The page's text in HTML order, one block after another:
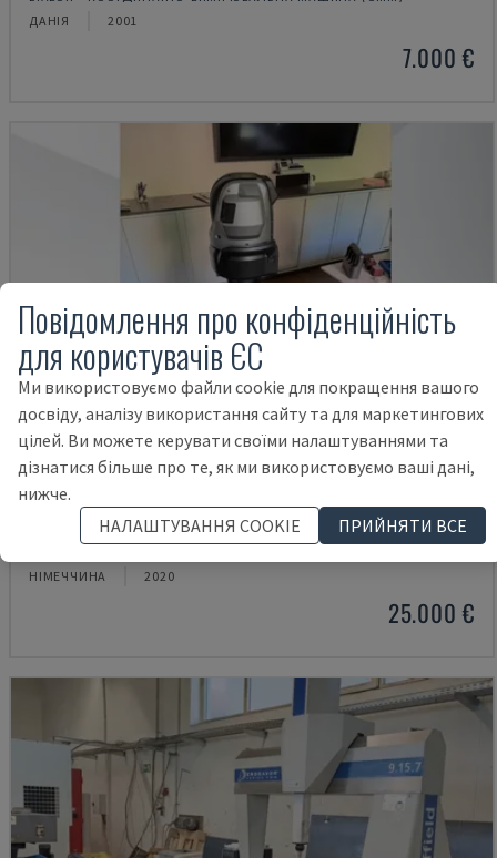
ДАНІЯ 2001
7.000 €
WM C3000
KEYENCE - КООРДИНАТНО-ВИМІРЮВАЛЬНА МАШИНА (CMM)
НІМЕЧЧИНА 2020
25.000 €
Повідомлення про конфіденційність
для користувачів ЄС
Ми використовуємо файли cookie для покращення вашого
досвіду, аналізу використання сайту та для маркетингових
цілей. Ви можете керувати своїми налаштуваннями та
дізнатися більше про те, як ми використовуємо ваші дані,
нижче.
НАЛАШТУВАННЯ COOKIE
ПРИЙНЯТИ ВСЕ